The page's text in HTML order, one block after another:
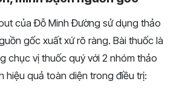
của Đỗ Minh Đường sử dụng thảo
gốc xuất xứ rõ ràng. Bài thuốc là
chục vị thuốc quý với 2 nhóm thảo
hiệu quả toàn diện trong điều trị: